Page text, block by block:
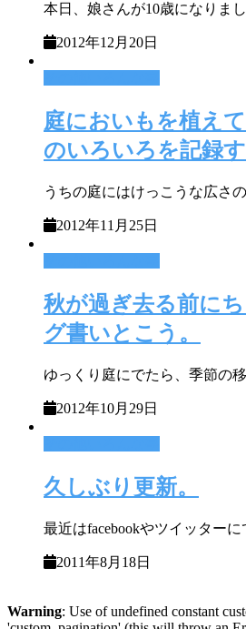
本日、娘さんが10歳になりま
2012年12月20日
庭においもを植え
のいろいろを記録す
うちの庭にはけっこうな広さ
2012年11月25日
秋が過ぎ去る前に
グ書いとこう。
ゆっくり庭にでたら、季節の
2012年10月29日
久しぶり更新。
最近はfacebookやツイッター
2011年8月18日
Warning: Use of undefined constant